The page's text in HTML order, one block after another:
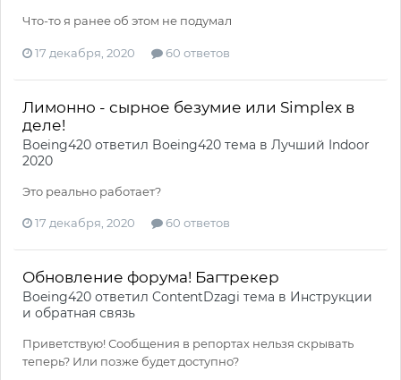
Что-то я ранее об этом не подумал
17 декабря, 2020 60 ответов
Лимонно - сырное безумие или Simplex в
деле!
Boeing420 ответил Boeing420 тема в Лучший Indoor
2020
Это реально работает?
17 декабря, 2020 60 ответов
Обновление форума! Багтрекер
Boeing420 ответил ContentDzagi тема в Инструкции
и обратная связь
Приветствую! Сообщения в репортах нельзя скрывать
теперь? Или позже будет доступно?